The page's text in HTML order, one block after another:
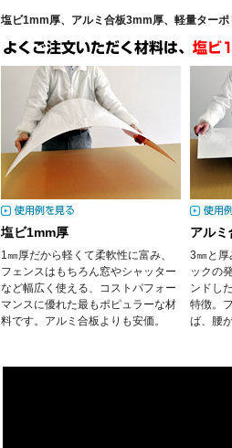
塩ビ1mm厚、アルミ合板3mm厚、軽量ター
塩ビ1mm厚
1㎜厚だから軽くて柔軟性に富み、
フェンスはもちろん窓やシャッター
など幅広く使える、コストパフォー
マンスに優れた最もポピュラーな材
料です。アルミ合板よりも安価。
アル
3㎜と厚
ックの
ンドし
特徴。
ば、腰